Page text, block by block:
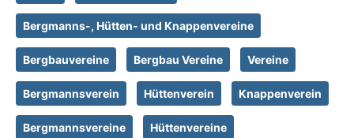
Bergmanns-, Hütten- und Knappenvereine
Bergbauvereine Bergbau Vereine Vereine
Bergmannsverein Hüttenverein Knappenverein
Bergmannsvereine Hüttenvereine